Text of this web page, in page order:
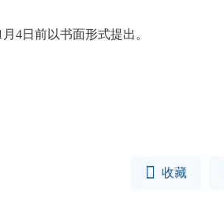
4日前以书面形式提出。
 收藏